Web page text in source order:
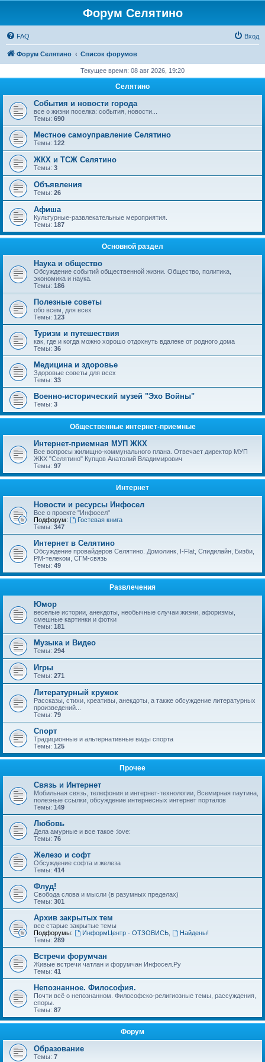
Форум Селятино
FAQ Вход
Форум Селятино Список форумов
Текущее время: 08 авг 2026, 19:20
Селятино
События и новости города
все о жизни поселка: события, новости...
Темы: 690
Местное самоуправление Селятино
Темы: 122
ЖКХ и ТСЖ Селятино
Темы: 3
Объявления
Темы: 26
Афиша
Культурные-развлекательные мероприятия.
Темы: 187
Основной раздел
Наука и общество
Обсуждение событий общественной жизни. Общество, политика,
экономика и наука.
Темы: 186
Полезные советы
обо всем, для всех
Темы: 123
Туризм и путешествия
как, где и когда можно хорошо отдохнуть вдалеке от родного дома
Темы: 36
Медицина и здоровье
Здоровые советы для всех
Темы: 33
Военно-исторический музей "Эхо Войны"
Темы: 3
Общественные интернет-приемные
Интернет-приемная МУП ЖКХ
Все вопросы жилищно-коммунального плана. Отвечает директор МУП
ЖКХ "Селятино" Купцов Анатолий Владимирович
Темы: 97
Интернет
Новости и ресурсы Инфосел
Все о проекте "Инфосел"
Подфорум:
Гостевая книга
Темы: 347
Интернет в Селятино
Обсуждение провайдеров Селятино. Домолинк, I-Flat, Спидилайн, Бизби,
РМ-телеком, СГМ-связь
Темы: 49
Развлечения
Юмор
веселые истории, анекдоты, необычные случаи жизни, афоризмы,
смешные картинки и фотки
Темы: 181
Музыка и Видео
Темы: 294
Игры
Темы: 271
Литературный кружок
Рассказы, стихи, креативы, анекдоты, а также обсуждение литературных
произведений...
Темы: 79
Спорт
Традиционные и альтернативные виды спорта
Темы: 125
Прочее
Связь и Интернет
Мобильная связь, телефония и интернет-технологии, Всемирная паутина,
полезные ссылки, обсуждение интернесных интернет порталов
Темы: 149
Любовь
Дела амурные и все такое :love:
Темы: 76
Железо и софт
Обсуждение софта и железа
Темы: 414
Флуд!
Свобода слова и мысли (в разумных пределах)
Темы: 301
Архив закрытых тем
все старые закрытые темы
Подфорумы:
ИнформЦентр - ОТЗОВИСЬ,
Найдены!
Темы: 289
Встречи форумчан
Живые встречи чатлан и форумчан Инфосел.Ру
Темы: 41
Непознанное. Философия.
Почти всё о непознанном. Философско-религиозные темы, рассуждения,
споры.
Темы: 87
Форум
Образование
Темы: 7